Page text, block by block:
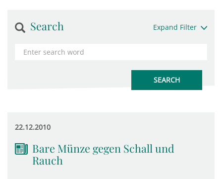
Search Expand Filter
22.12.2010
Bare Münze gegen Schall und
Rauch